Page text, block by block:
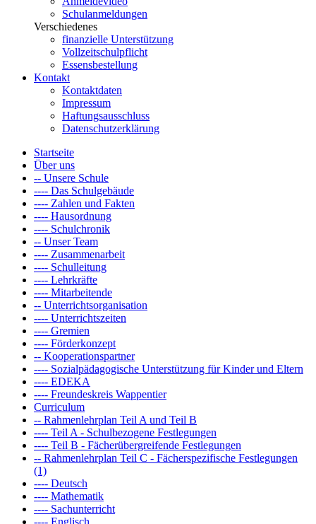
Schulanmeldungen
Verschiedenes
finanzielle Unterstützung
Vollzeitschulpflicht
Essensbestellung
Kontakt
Kontaktdaten
Impressum
Haftungsausschluss
Datenschutzerklärung
Startseite
Über uns
-- Unsere Schule
---- Das Schulgebäude
---- Zahlen und Fakten
---- Hausordnung
---- Schulchronik
-- Unser Team
---- Zusammenarbeit
---- Schulleitung
---- Lehrkräfte
---- Mitarbeitende
-- Unterrichtsorganisation
---- Unterrichtszeiten
---- Gremien
---- Förderkonzept
-- Kooperationspartner
---- Sozialpädagogische Unterstützung für Kinder und Eltern
---- EDEKA
---- Freundeskreis Wappentier
Curriculum
-- Rahmenlehrplan Teil A und Teil B
---- Teil A - Schulbezogene Festlegungen
---- Teil B - Fächerübergreifende Festlegungen
-- Rahmenlehrplan Teil C - Fächerspezifische Festlegungen
(1)
---- Deutsch
---- Mathematik
---- Sachunterricht
---- Englisch